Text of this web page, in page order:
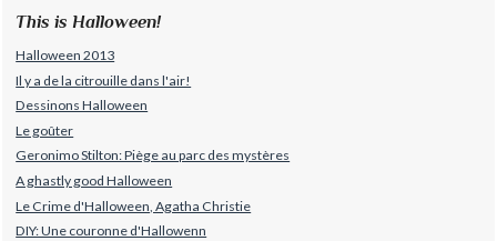
This is Halloween!
Halloween 2013
Il y a de la citrouille dans l'air!
Dessinons Halloween
Le goûter
Geronimo Stilton: Piège au parc des mystères
A ghastly good Halloween
Le Crime d'Halloween, Agatha Christie
DIY: Une couronne d'Hallowenn